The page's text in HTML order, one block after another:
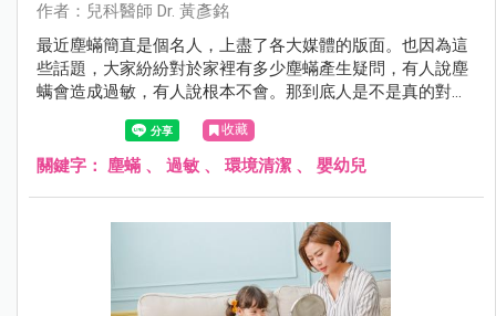
作者：兒科醫師 Dr. 黃彥銘
最近塵蟎簡直是個名人，上盡了各大媒體的版面。也因為這
些話題，大家紛紛對於家裡有多少塵蟎產生疑問，有人說塵
螨會造成過敏，有人說根本不會。那到底人是不是真的對塵
蟎會過敏呢？讓黃醫師在這裡為您解答！
收藏
關鍵字： 塵蟎 、 過敏 、 環境清潔 、 嬰幼兒